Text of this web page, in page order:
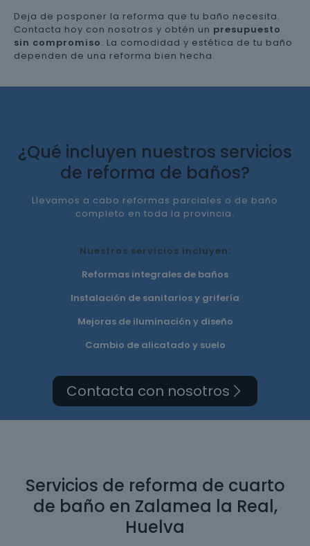
Deja de posponer la reforma que tu baño necesita.
Contacta hoy con nosotros y obtén un presupuesto
sin compromiso. La comodidad y estética de tu baño
dependen de una reforma bien hecha.
¿Qué incluyen nuestros servicios
de reforma de baños?
Llevamos a cabo reformas parciales o de baño
completo en toda la provincia.
Nuestros servicios incluyen:
Reformas integrales de baños
Instalación de sanitarios y grifería
Mejoras de iluminación y diseño
Cambio de alicatado y suelo
Contacta con nosotros
Servicios de reforma de cuarto
de baño en Zalamea la Real,
Huelva